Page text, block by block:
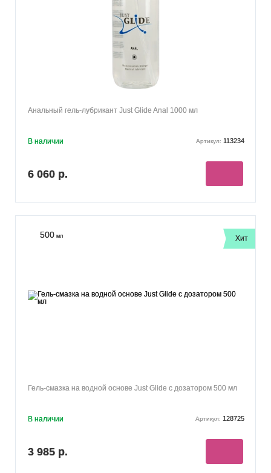
Анальный гель-лубрикант Just Glide Anal 1000 мл
В наличии Артикул: 113234
6 060 р.
500 мл Хит
Гель-смазка на водной основе Just Glide с дозатором 500 мл
В наличии Артикул: 128725
3 985 р.